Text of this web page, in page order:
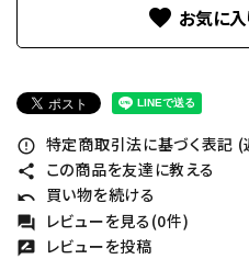
favorite
error_outline 特定商取引法に基づく表記 (
share この商品を友達に教える
undo 買い物を続ける
forum レビューを見る(0件)
rate_review レビューを投稿